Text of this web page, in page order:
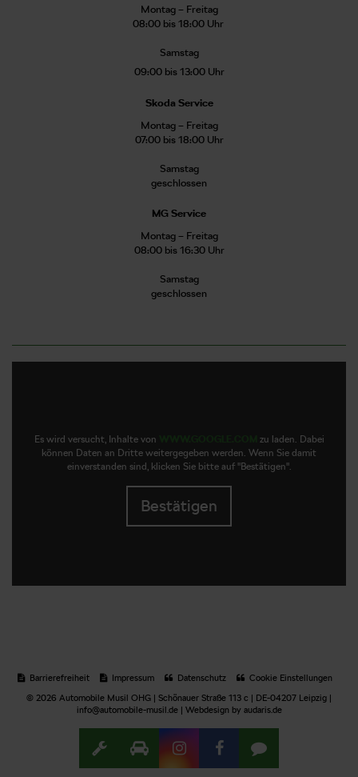
Montag – Freitag
08:00 bis 18:00 Uhr
Samstag
09:00 bis 13:00 Uhr
Skoda Service
Montag – Freitag
07:00 bis 18:00 Uhr
Samstag
geschlossen
MG Service
Montag – Freitag
08:00 bis 16:30 Uhr
Samstag
geschlossen
Es wird versucht, Inhalte von
zu laden. Dabei
können Daten an Dritte weitergegeben werden. Wenn Sie damit
einverstanden sind, klicken Sie bitte auf "Bestätigen".
Bestätigen
Barrierefreiheit Impressum Datenschutz
Cookie Einstellungen
© 2026 Automobile Musil OHG | Schönauer Straße 113 c | DE-04207 Leipzig |
info@automobile-musil.de | Webdesign by audaris.de